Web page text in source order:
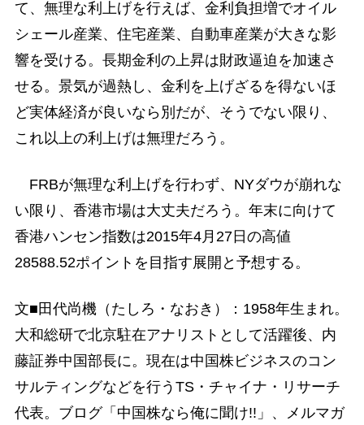
て、無理な利上げを行えば、金利負担増でオイル
シェール産業、住宅産業、自動車産業が大きな影
響を受ける。長期金利の上昇は財政逼迫を加速さ
せる。景気が過熱し、金利を上げざるを得ないほ
ど実体経済が良いなら別だが、そうでない限り、
これ以上の利上げは無理だろう。
FRBが無理な利上げを行わず、NYダウが崩れな
い限り、香港市場は大丈夫だろう。年末に向けて
香港ハンセン指数は2015年4月27日の高値
28588.52ポイントを目指す展開と予想する。
文■田代尚機（たしろ・なおき）：1958年生まれ。
大和総研で北京駐在アナリストとして活躍後、内
藤証券中国部長に。現在は中国株ビジネスのコン
サルティングなどを行うTS・チャイナ・リサーチ
代表。ブログ「中国株なら俺に聞け!!」、メルマガ